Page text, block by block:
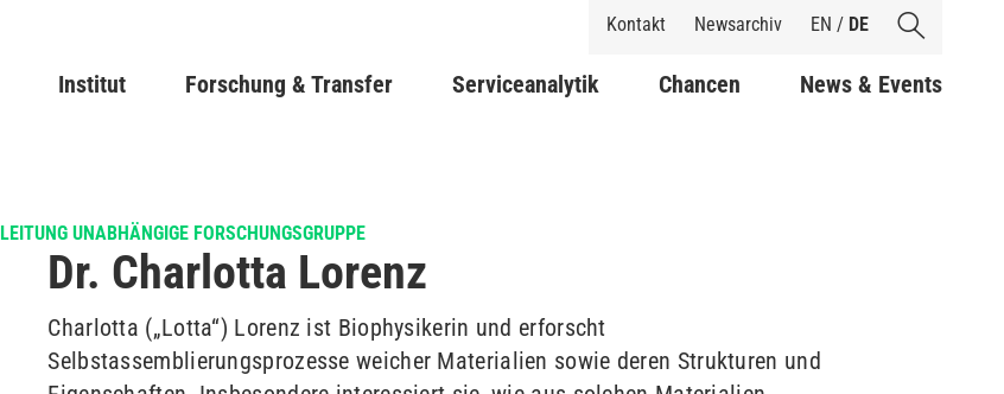
Inhalt
Shortcuts
Kontakt Newsarchiv EN / DE
Main navigation
Institut Forschung & Transfer Serviceanalytik Chancen News & Events
LEITUNG UNABHÄNGIGE FORSCHUNGSGRUPPE
Dr. Charlotta Lorenz
Charlotta („Lotta“) Lorenz ist Biophysikerin und erforscht
Selbstassemblierungsprozesse weicher Materialien sowie deren Strukturen und